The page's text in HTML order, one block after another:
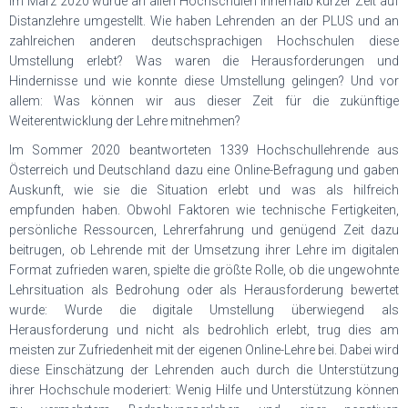
Distanzlehre umgestellt. Wie haben Lehrenden an der PLUS und an
zahlreichen anderen deutschsprachigen Hochschulen diese
Umstellung erlebt? Was waren die Herausforderungen und
Hindernisse und wie konnte diese Umstellung gelingen? Und vor
allem: Was können wir aus dieser Zeit für die zukünftige
Weiterentwicklung der Lehre mitnehmen?
Im Sommer 2020 beantworteten 1339 Hochschullehrende aus
Österreich und Deutschland dazu eine Online-Befragung und gaben
Auskunft, wie sie die Situation erlebt und was als hilfreich
empfunden haben. Obwohl Faktoren wie technische Fertigkeiten,
persönliche Ressourcen, Lehrerfahrung und genügend Zeit dazu
beitrugen, ob Lehrende mit der Umsetzung ihrer Lehre im digitalen
Format zufrieden waren, spielte die größte Rolle, ob die ungewohnte
Lehrsituation als Bedrohung oder als Herausforderung bewertet
wurde: Wurde die digitale Umstellung überwiegend als
Herausforderung und nicht als bedrohlich erlebt, trug dies am
meisten zur Zufriedenheit mit der eigenen Online-Lehre bei. Dabei wird
diese Einschätzung der Lehrenden auch durch die Unterstützung
ihrer Hochschule moderiert: Wenig Hilfe und Unterstützung können